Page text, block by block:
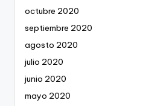
octubre 2020
septiembre 2020
agosto 2020
julio 2020
junio 2020
mayo 2020